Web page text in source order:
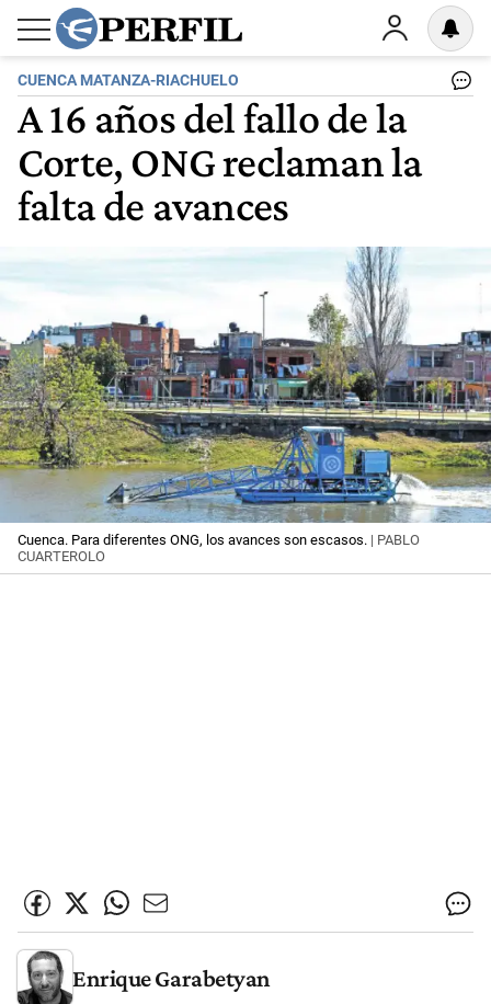
CUENCA MATANZA-RIACHUELO
A 16 años del fallo de la
Corte, ONG reclaman la
falta de avances
Cuenca. Para diferentes ONG, los avances son escasos. | PABLO
CUARTEROLO
Enrique Garabetyan